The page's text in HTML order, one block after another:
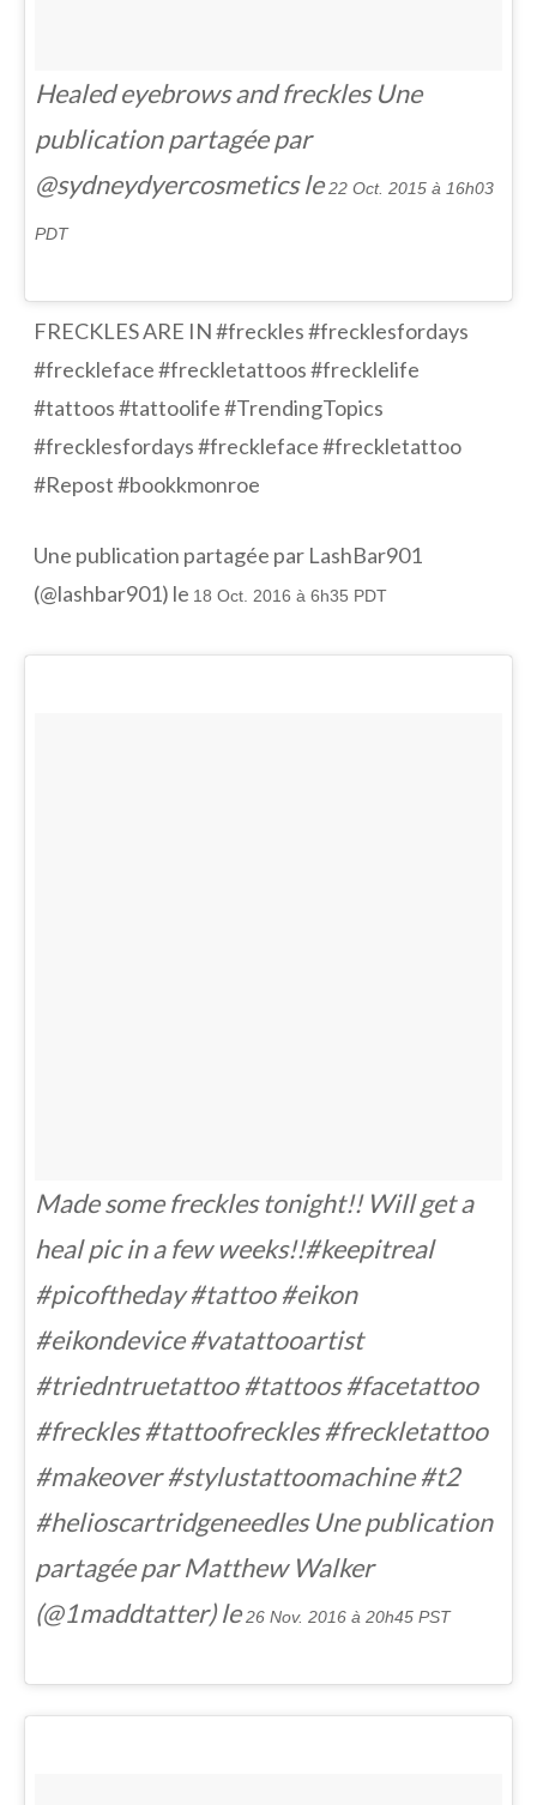
Healed eyebrows and freckles Une
publication partagée par
@sydneydyercosmetics le22 Oct. 2015 à 16h03
PDT
FRECKLES ARE IN #freckles #frecklesfordays
#freckleface #freckletattoos #frecklelife
#tattoos #tattoolife #TrendingTopics
#frecklesfordays #freckleface #freckletattoo
#Repost #bookkmonroe
Une publication partagée par LashBar901
(@lashbar901) le 18 Oct. 2016 à 6h35 PDT
Made some freckles tonight!! Will get a
heal pic in a few weeks!!#keepitreal
#picoftheday #tattoo #eikon
#eikondevice #vatattooartist
#triedntruetattoo #tattoos #facetattoo
#freckles #tattoofreckles #freckletattoo
#makeover #stylustattoomachine #t2
#helioscartridgeneedles Une publication
partagée par Matthew Walker
(@1maddtatter) le26 Nov. 2016 à 20h45 PST